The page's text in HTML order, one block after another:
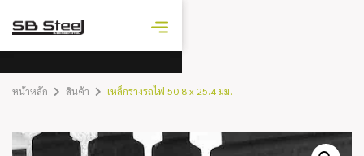
ราคาเหล็ก
หน้าหลัก สินค้า เหล็กรางรถไฟ 50.8 x 25.4 มม.